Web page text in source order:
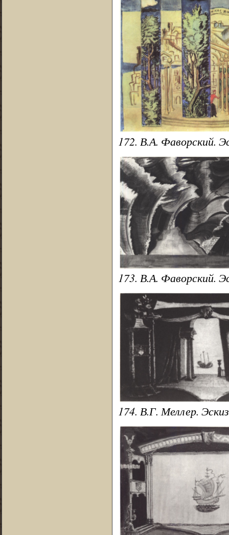
172. В.А. Фаворский.
173. В.А. Фаворский.
174. В.Г. Меллер.